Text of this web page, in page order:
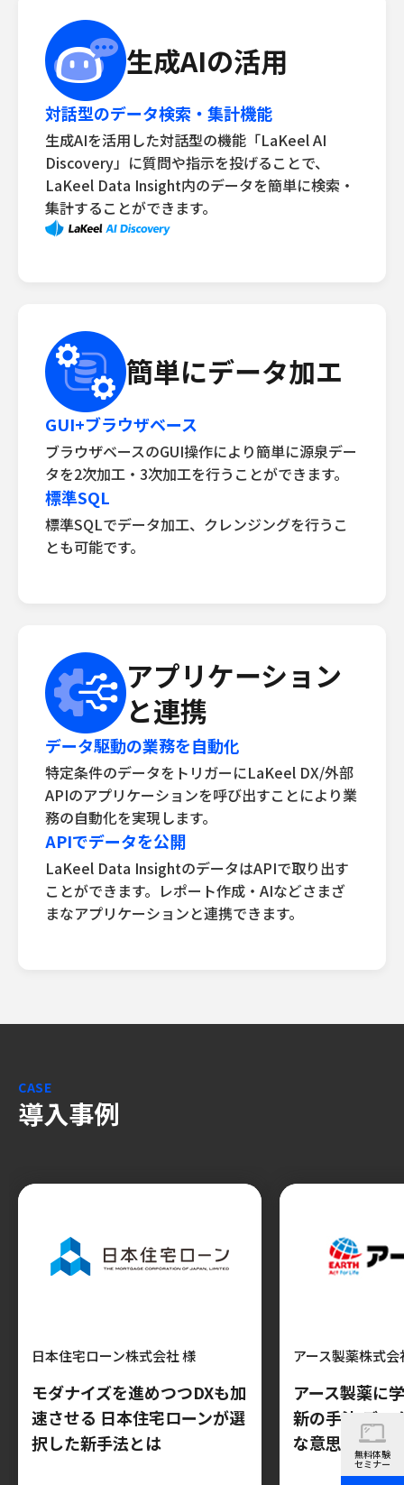
無料体験
セミナー
生成AIの活用
対話型のデータ検索・集計機能
生成AIを活用した対話型の機能「LaKeel AI
Discovery」に質問や指示を投げることで、
LaKeel Data Insight内のデータを簡単に検索・
集計することができます。
簡単にデータ加エ
GUI+ブラウザベース
ブラウザベースのGUI操作により簡単に源泉デー
タを2次加工・3次加工を行うことができます。
標準SQL
標準SQLでデータ加工、クレンジングを行うこ
とも可能です。
アプリケーション
と連携
データ駆動の業務を自動化
特定条件のデータをトリガーにLaKeel DX/外部
APIのアプリケーションを呼び出すことにより業
務の自動化を実現します。
APIでデータを公開
LaKeel Data InsightのデータはAPIで取り出す
ことができます。レポート作成・AIなどさまざ
まなアプリケーションと連携できます。
CASE
導入事例
日本住宅ローン株式会社 様
モダナイズを進めつつDXも加
速させる 日本住宅ローンが選
択した新手法とは
アース製薬株式会
アース製薬に
新の手法 デー
な意思決定が